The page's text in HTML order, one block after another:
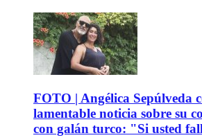
FOTO | Angélica Sepúlveda
lamentable noticia sobre su
con galán turco: "Si usted